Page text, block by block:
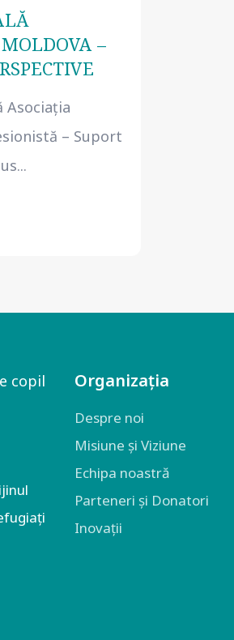
–
Asociaţia
– Suport
Organizația
Despre noi
Misiune și Viziune
Echipa noastră
Parteneri și Donatori
Inovații